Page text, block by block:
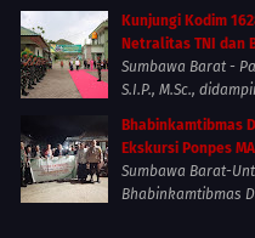
Kunjungi Kodim
Netralitas TNI dan
Sumbawa Barat -
S.I.P., M.Sc.,
Bhabinkamtibmas
Ekskursi Ponpes
Sumbawa Barat-
Bhabinkamtibmas